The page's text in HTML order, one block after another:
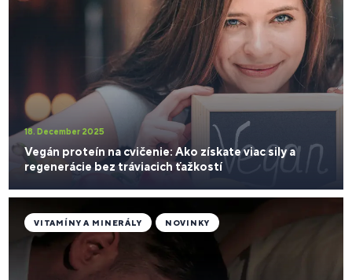
18. December 2025
Vegán proteín na cvičenie: Ako získate viac sily a
regenerácie bez tráviacich ťažkostí
VITAMÍNY A MINERÁLY NOVINKY